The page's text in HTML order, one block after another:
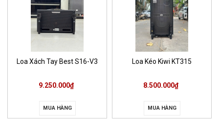
Loa Xách Tay Best S16-V3
9.250.000₫
MUA HÀNG
Loa Kéo Kiwi KT315
8.500.000₫
MUA HÀNG